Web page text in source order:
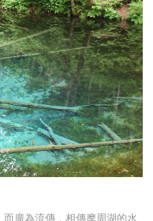
廣為流傳，相傳摩周湖的水